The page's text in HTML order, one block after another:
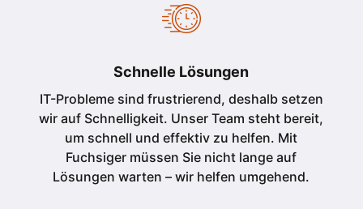
Schnelle Lösungen
IT-Probleme sind frustrierend, deshalb setzen
wir auf Schnelligkeit. Unser Team steht bereit,
um schnell und effektiv zu helfen. Mit
Fuchsiger müssen Sie nicht lange auf
Lösungen warten – wir helfen umgehend.